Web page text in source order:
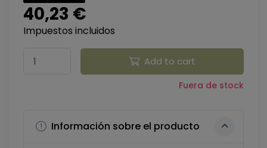
40,23 €
Impuestos incluidos
Add to cart
Fuera de stock
Información sobre el producto